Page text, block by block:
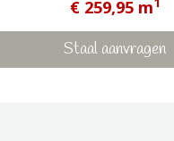
€ 259,95 m
Staal aanvragen